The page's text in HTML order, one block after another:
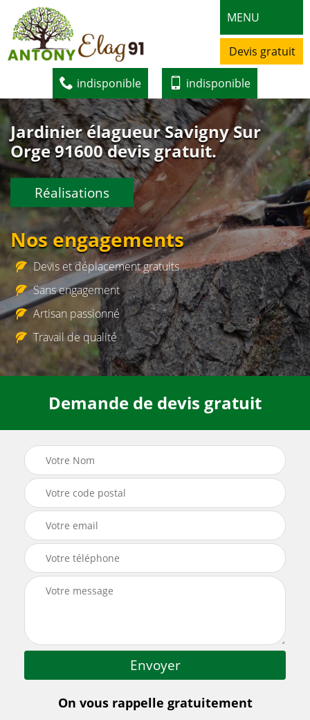
MENU
Devis gratuit
indisponible indisponible
Jardinier élagueur Savigny Sur
Orge 91600 devis gratuit.
Réalisations
Nos engagements
Devis et déplacement gratuits
Sans engagement
Artisan passionné
Travail de qualité
Demande de devis gratuit
On vous rappelle gratuitement